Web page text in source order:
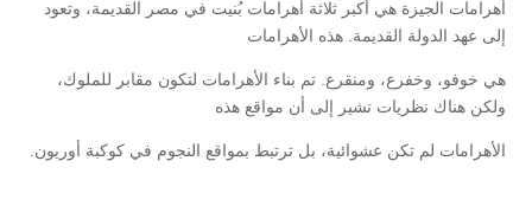
أهرامات الجيزة هي أكبر ثلاثة أهرامات بُنيت في مصر القديمة، وتعود
إلى عهد الدولة القديمة. هذه الأهرامات
هي خوفو، وخفرع، ومنقرع. تم بناء الأهرامات لتكون مقابر للملوك،
ولكن هناك نظريات تشير إلى أن مواقع هذه
الأهرامات لم تكن عشوائية، بل ترتبط بمواقع النجوم في كوكبة أوريون.